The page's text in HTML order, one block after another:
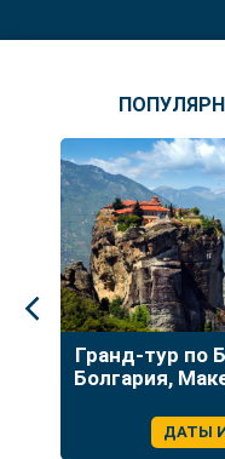
Гранд-тур по
Болгария,
ДАТЫ